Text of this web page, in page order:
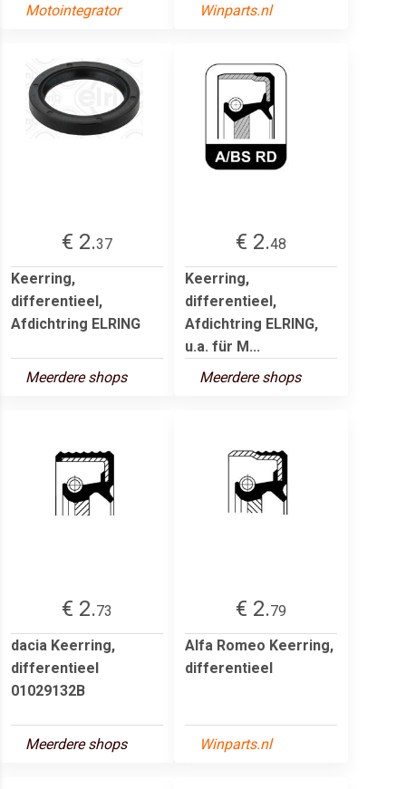
Motointegrator Winparts.nl
€ 2.37
Keerring,
differentieel,
Afdichtring ELRING
Meerdere shops
€ 2.48
Keerring,
differentieel,
Afdichtring ELRING,
u.a. für M...
Meerdere shops
€ 2.73
dacia Keerring,
differentieel
01029132B
Meerdere shops
€ 2.79
Alfa Romeo Keerring,
differentieel
Winparts.nl